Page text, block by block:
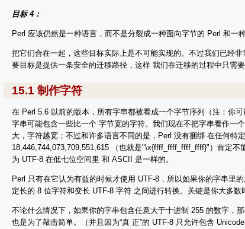
目标 4：
Perl 应该仍然是一种语言，而不是分裂成一种面向字节的 Perl 和一
把它们合在一起，这些目标实际上是不可能实现的。不过我们已经
要目标是提供一条安全的迁移路径，这样 我们在迁移的过程中只需
15.1 制作字符
在 Perl 5.6 以前的版本，所有字串都被看成一个字节序列（注：你
字串可能包含一些比一个 字节宽的字符。我们现在不把字串看作一
大，字符越宽；不过和许多语言不同的是，Perl 没有捆绑 在任何特
18,446,744,073,709,551,615 （也就是"\x{ffff_ffff_ffff_ffff}"）肯定
为 UTF-8 在低七位空间里 和 ASCII 是一样的。
Perl 只有在它认为有益的时候才使用 UTF-8，所以如果你的字串
定长的 8 位字符和变长 UTF-8 字符 之间进行转换。关键是你大多
不论什么情况下，如果你的字串包含任意大于十进制 255 的数字，
也是为了敲击简单。（并且因为“真 正”的 UTF-8 只允许包含